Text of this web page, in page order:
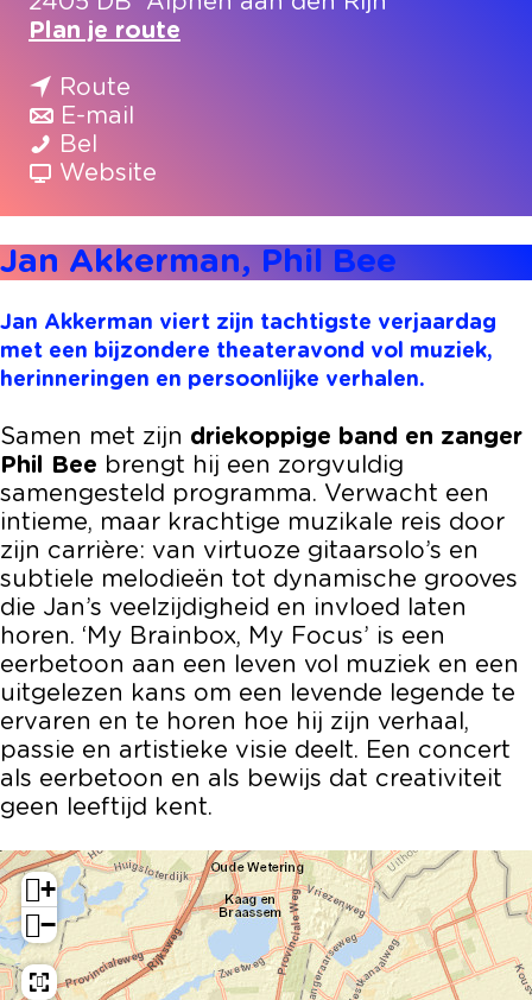
Plan je route
k
k
e
r
m
n
,
P
h
i
l
B
e
e
Route
r
n
A
k
k
e
m
a
n
,
P
h
i
l
B
e
e
E-mail
a
a
n
A
k
k
r
m
a
n
,
P
h
i
l
B
e
e
Bel
a
k
k
e
r
m
n
P
h
i
B
e
e
Website
J
a
n
A
k
e
r
m
a
n
,
P
h
i
l
B
e
e
Jan Akkerman, Phil Bee
Jan Akkerman viert zijn tachtigste verjaardag
met een bijzondere theateravond vol muziek,
herinneringen en persoonlijke verhalen.
Samen met zijn driekoppige band en zanger
Phil Bee brengt hij een zorgvuldig
samengesteld programma. Verwacht een
intieme, maar krachtige muzikale reis door
zijn carrière: van virtuoze gitaarsolo’s en
subtiele melodieën tot dynamische grooves
die Jan’s veelzijdigheid en invloed laten
horen. ‘My Brainbox, My Focus’ is een
eerbetoon aan een leven vol muziek en een
uitgelezen kans om een levende legende te
ervaren en te horen hoe hij zijn verhaal,
passie en artistieke visie deelt. Een concert
als eerbetoon en als bewijs dat creativiteit
geen leeftijd kent.
+
−